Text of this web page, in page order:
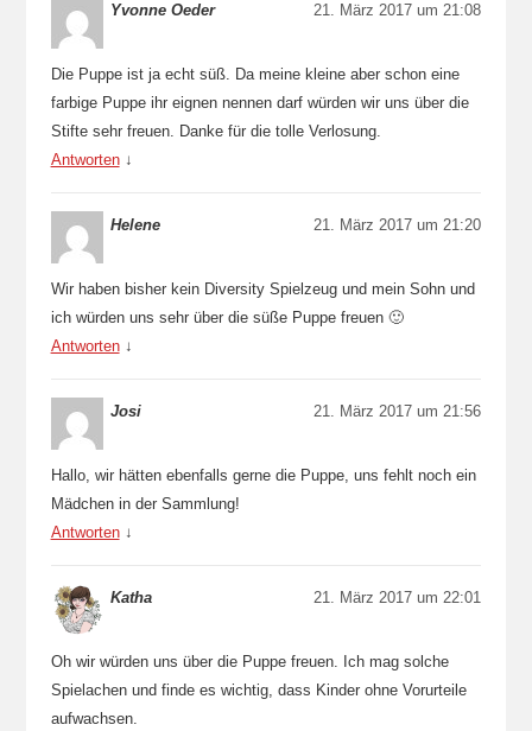
Yvonne Oeder 21. März 2017 um 21:08
Die Puppe ist ja echt süß. Da meine kleine aber schon eine
farbige Puppe ihr eignen nennen darf würden wir uns über die
Stifte sehr freuen. Danke für die tolle Verlosung.
Antworten ↓
Helene 21. März 2017 um 21:20
Wir haben bisher kein Diversity Spielzeug und mein Sohn und
ich würden uns sehr über die süße Puppe freuen 🙂
Antworten ↓
Josi 21. März 2017 um 21:56
Hallo, wir hätten ebenfalls gerne die Puppe, uns fehlt noch ein
Mädchen in der Sammlung!
Antworten ↓
Katha 21. März 2017 um 22:01
Oh wir würden uns über die Puppe freuen. Ich mag solche
Spielachen und finde es wichtig, dass Kinder ohne Vorurteile
aufwachsen.